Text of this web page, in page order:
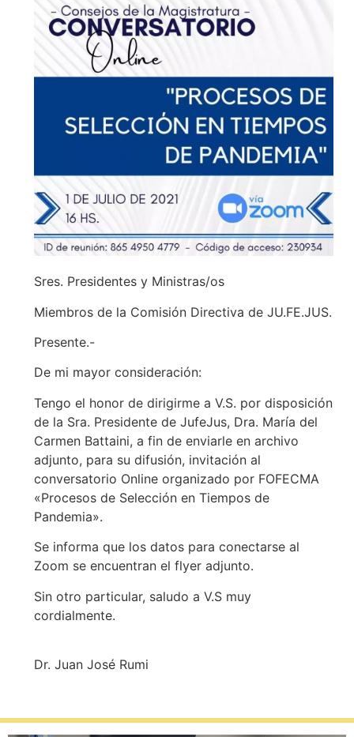
Sres. Presidentes y Ministras/os
Miembros de la Comisión Directiva de JU.FE.JUS.
Presente.-
De mi mayor consideración:
Tengo el honor de dirigirme a V.S. por disposición
de la Sra. Presidente de JufeJus, Dra. María del
Carmen Battaini, a fin de enviarle en archivo
adjunto, para su difusión, invitación al
conversatorio Online organizado por FOFECMA
«Procesos de Selección en Tiempos de
Pandemia».
Se informa que los datos para conectarse al
Zoom se encuentran el flyer adjunto.
Sin otro particular, saludo a V.S muy
cordialmente.
Dr. Juan José Rumi